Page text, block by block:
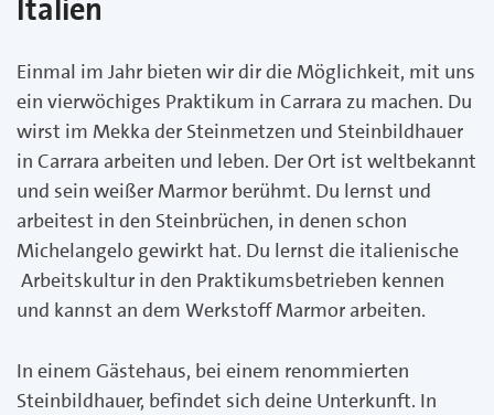
Italien
Einmal im Jahr bieten wir dir die Möglichkeit, mit uns
ein vierwöchiges Praktikum in Carrara zu machen. Du
wirst im Mekka der Steinmetzen und Steinbildhauer
in Carrara arbeiten und leben. Der Ort ist weltbekannt
und sein weißer Marmor berühmt. Du lernst und
arbeitest in den Steinbrüchen, in denen schon
Michelangelo gewirkt hat. Du lernst die italienische
Arbeitskultur in den Praktikumsbetrieben kennen
und kannst an dem Werkstoff Marmor arbeiten.
In einem Gästehaus, bei einem renommierten
Steinbildhauer, befindet sich deine Unterkunft. In